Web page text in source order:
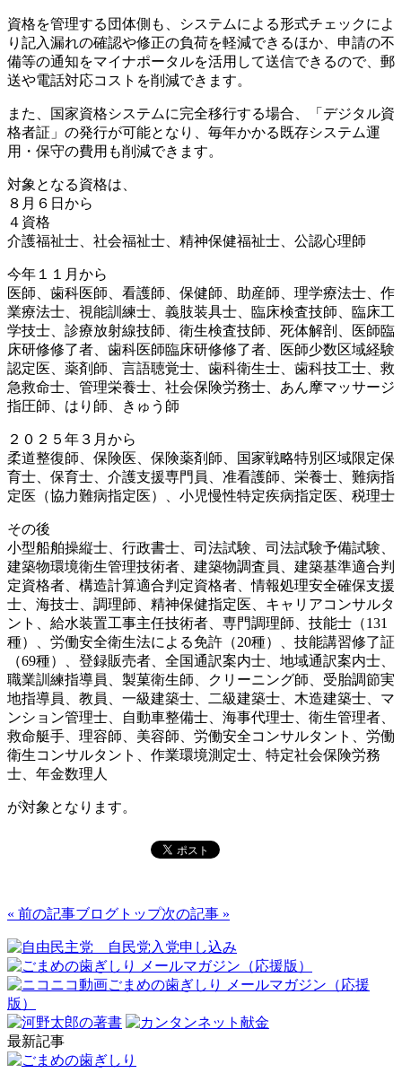
資格を管理する団体側も、システムによる形式チェックによ
り記入漏れの確認や修正の負荷を軽減できるほか、申請の不
備等の通知をマイナポータルを活用して送信できるので、郵
送や電話対応コストを削減できます。
また、国家資格システムに完全移行する場合、「デジタル資
格者証」の発行が可能となり、毎年かかる既存システム運
用・保守の費用も削減できます。
対象となる資格は、
８月６日から
４資格
介護福祉士、社会福祉士、精神保健福祉士、公認心理師
今年１１月から
医師、歯科医師、看護師、保健師、助産師、理学療法士、作
業療法士、視能訓練士、義肢装具士、臨床検査技師、臨床工
学技士、診療放射線技師、衛生検査技師、死体解剖、医師臨
床研修修了者、歯科医師臨床研修修了者、医師少数区域経験
認定医、薬剤師、言語聴覚士、歯科衛生士、歯科技工士、救
急救命士、管理栄養士、社会保険労務士、あん摩マッサージ
指圧師、はり師、きゅう師
２０２５年３月から
柔道整復師、保険医、保険薬剤師、国家戦略特別区域限定保
育士、保育士、介護支援専門員、准看護師、栄養士、難病指
定医（協力難病指定医）、小児慢性特定疾病指定医、税理士
その後
小型船舶操縦士、行政書士、司法試験、司法試験予備試験、
建築物環境衛生管理技術者、建築物調査員、建築基準適合判
定資格者、構造計算適合判定資格者、情報処理安全確保支援
士、海技士、調理師、精神保健指定医、キャリアコンサルタ
ント、給水装置工事主任技術者、専門調理師、技能士（131
種）、労働安全衛生法による免許（20種）、技能講習修了証
（69種）、登録販売者、全国通訳案内士、地域通訳案内士、
職業訓練指導員、製菓衛生師、クリーニング師、受胎調節実
地指導員、教員、一級建築士、二級建築士、木造建築士、マ
ンション管理士、自動車整備士、海事代理士、衛生管理者、
救命艇手、理容師、美容師、労働安全コンサルタント、労働
衛生コンサルタント、作業環境測定士、特定社会保険労務
士、年金数理人
が対象となります。
« 前の記事ブログトップ次の記事 »
最新記事